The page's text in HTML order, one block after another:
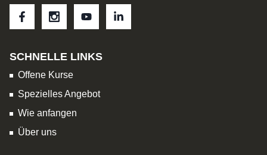
SCHNELLE LINKS
Offene Kurse
Spezielles Angebot
Wie anfangen
Über uns